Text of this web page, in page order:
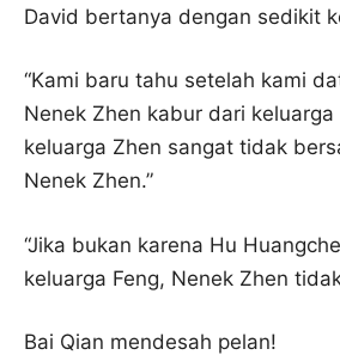
David bertanya dengan sedikit
“Kami baru tahu setelah kami
Nenek Zhen kabur dari keluarga
keluarga Zhen sangat tidak
Nenek Zhen.”
“Jika bukan karena Hu
keluarga Feng, Nenek Zhen
Bai Qian mendesah pelan!